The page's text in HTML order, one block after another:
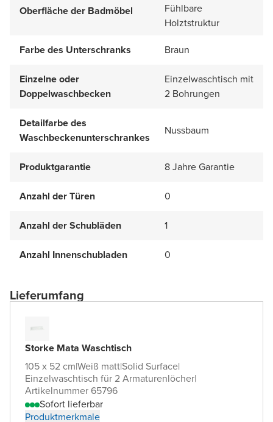
Oberfläche der Badmöbel
Fühlbare
Holztstruktur
Farbe des Unterschranks
Braun
Einzelne oder
Doppelwaschbecken
Einzelwaschtisch mit
2 Bohrungen
Detailfarbe des
Waschbeckenunterschrankes
Nussbaum
Produktgarantie 8 Jahre Garantie
Anzahl der Türen 0
Anzahl der Schubläden 1
Anzahl Innenschubladen 0
Lieferumfang
Storke Mata Waschtisch
105 x 52 cm|Weiß matt|Solid Surface|
Einzelwaschtisch für 2 Armaturenlöcher|
Artikelnummer 65796
Sofort lieferbar
Produktmerkmale